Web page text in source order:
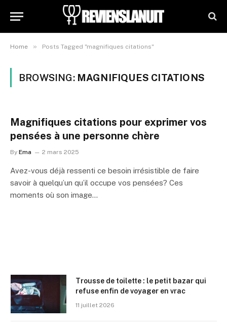
Home » Posts Tagged "magnifiques citations"
BROWSING: MAGNIFIQUES CITATIONS
Magnifiques citations pour exprimer vos
pensées à une personne chère
By Ema 2 mars 2025
Avez-vous déjà ressenti ce besoin irrésistible de faire
savoir à quelqu’un qu’il occupe vos pensées? Ces
moments où son image…
Trousse de toilette : le petit bazar qui
refuse enfin de voyager en vrac
11 juillet 2026